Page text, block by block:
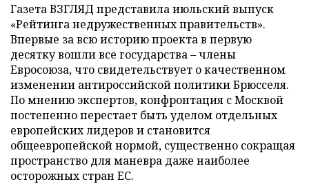
Газета ВЗГЛЯД представила июльский выпуск
«Рейтинга недружественных правительств».
Впервые за всю историю проекта в первую
десятку вошли все государства – члены
Евросоюза, что свидетельствует о качественном
изменении антироссийской политики Брюсселя.
По мнению экспертов, конфронтация с Москвой
постепенно перестает быть уделом отдельных
европейских лидеров и становится
общеевропейской нормой, существенно сокращая
пространство для маневра даже наиболее
осторожных стран ЕС.